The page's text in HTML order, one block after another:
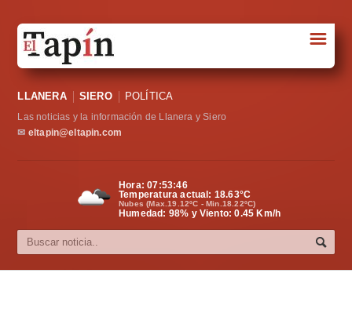
Sociedad
Política
Cultura
☰
LLANERA SIERO POLÍTICA
Las noticias y la información de Llanera y Siero
✉ eltapin@eltapin.com
Hora:07:53:47
Temperatura actual: 18.63°C
Nubes (Max.19.12ºC - Min.18.22ºC)
Humedad: 98% y Viento: 0.45 Km/h